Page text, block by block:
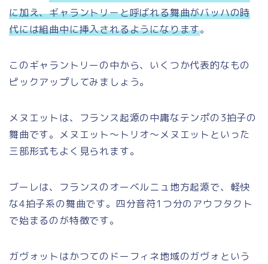
に加え、ギャラントリーと呼ばれる舞曲がバッハの時
代には組曲中に挿入されるようになります。
このギャラントリーの中から、いくつか代表的なもの
ピックアップしてみましょう。
メヌエットは、フランス起源の中庸なテンポの3拍子の
舞曲です。メヌエット～トリオ～メヌエットといった
三部形式もよく見られます。
ブーレは、フランスのオーベルニュ地方起源で、軽快
な4拍子系の舞曲です。四分音符1つ分のアウフタクト
で始まるのが特徴です。
ガヴォットはかつてのドーフィネ地域のガヴォという